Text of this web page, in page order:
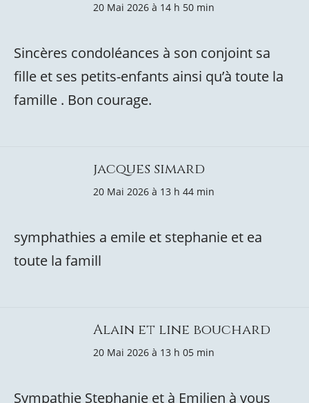
20 Mai 2026 à 14 h 50 min
Sincères condoléances à son conjoint sa
fille et ses petits-enfants ainsi qu’à toute la
famille . Bon courage.
jacques simard
20 Mai 2026 à 13 h 44 min
symphathies a emile et stephanie et ea
toute la famill
Alain et line bouchard
20 Mai 2026 à 13 h 05 min
Sympathie Stephanie et à Emilien à vous